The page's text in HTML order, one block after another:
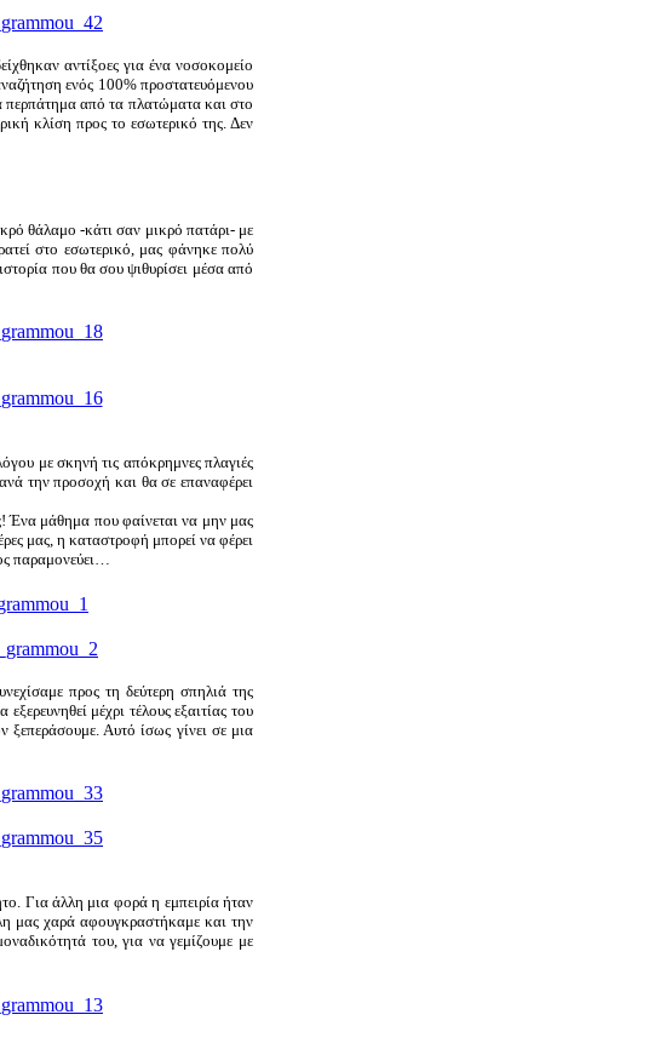
αντίξοες για ένα νοσοκομείο
ενός 100% προστατευόμενου
περπάτημα από τα πλατώματα και στο
κλίση προς το εσωτερικό της. Δεν
θάλαμο -κάτι σαν μικρό πατάρι- με
στο εσωτερικό, μας φάνηκε πολύ
που θα σου ψιθυρίσει μέσα από
με σκηνή τις απόκρημνες πλαγιές
την προσοχή και θα σε επαναφέρει
Ένα μάθημα που φαίνεται να μην μας
μας, η καταστροφή μπορεί να φέρει
παραμονεύει…
προς τη δεύτερη σπηλιά της
μέχρι τέλους εξαιτίας του
Αυτό ίσως γίνει σε μια
Για άλλη μια φορά η εμπειρία ήταν
μας χαρά αφουγκραστήκαμε και την
του, για να γεμίζουμε με